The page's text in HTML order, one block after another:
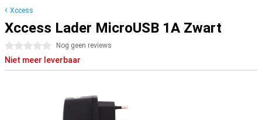
Xccess
Xccess Lader MicroUSB 1A Zwart
0 sterren Nog geen reviews
Niet meer leverbaar